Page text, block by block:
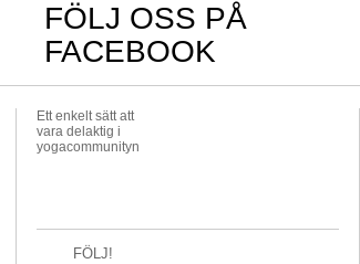
FÖLJ OSS PÅ
FACEBOOK
Ett enkelt sätt att
vara delaktig i
yogacommunityn
FÖLJ!